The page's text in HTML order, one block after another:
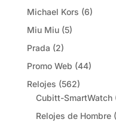
Michael Kors (6)
Miu Miu (5)
Prada (2)
Promo Web (44)
Relojes (562)
Cubitt-SmartWatch
Relojes de Hombre